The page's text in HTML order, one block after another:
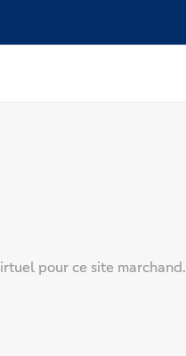
pour ce site marchand.